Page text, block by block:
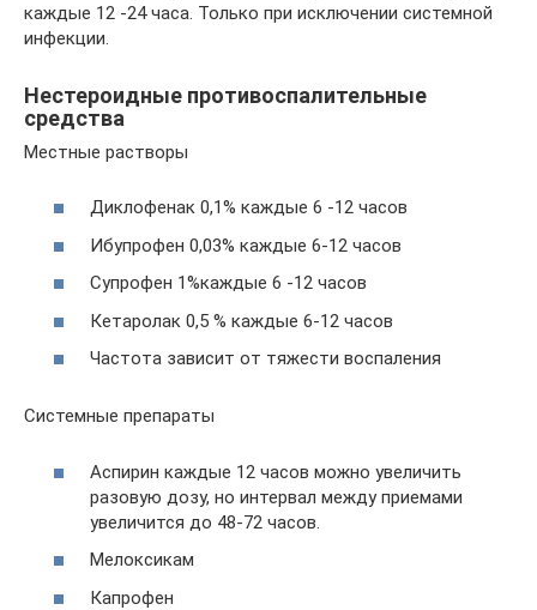
каждые 12 -24 часа. Только при исключении системной
инфекции.
Нестероидные противоспалительные
средства
Местные растворы
Диклофенак 0,1% каждые 6 -12 часов
Ибупрофен 0,03% каждые 6-12 часов
Супрофен 1%каждые 6 -12 часов
Кетаролак 0,5 % каждые 6-12 часов
Частота зависит от тяжести воспаления
Системные препараты
Аспирин каждые 12 часов можно увеличить
разовую дозу, но интервал между приемами
увеличится до 48-72 часов.
Мелоксикам
Капрофен